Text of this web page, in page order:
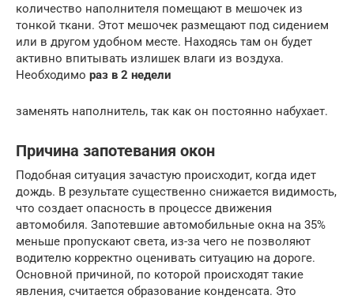
количество наполнителя помещают в мешочек из
тонкой ткани. Этот мешочек размещают под сидением
или в другом удобном месте. Находясь там он будет
активно впитывать излишек влаги из воздуха.
Необходимо раз в 2 недели
заменять наполнитель, так как он постоянно набухает.
Причина запотевания окон
Подобная ситуация зачастую происходит, когда идет
дождь. В результате существенно снижается видимость,
что создает опасность в процессе движения
автомобиля. Запотевшие автомобильные окна на 35%
меньше пропускают света, из-за чего не позволяют
водителю корректно оценивать ситуацию на дороге.
Основной причиной, по которой происходят такие
явления, считается образование конденсата. Это